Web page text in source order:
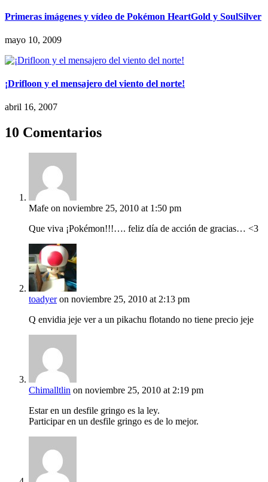
Primeras imágenes y vídeo de Pokémon HeartGold y SoulSilver
mayo 10, 2009
¡Drifloon y el mensajero del viento del norte!
abril 16, 2007
10 Comentarios
Mafe on noviembre 25, 2010 at 1:50 pm
Que viva ¡Pokémon!!!…. feliz día de acción de gracias… <3
toadyer on noviembre 25, 2010 at 2:13 pm
Q envidia jeje ver a un pikachu flotando no tiene precio jeje
Chimalltlin on noviembre 25, 2010 at 2:19 pm
Estar en un desfile gringo es la ley.
Participar en un desfile gringo es de lo mejor.